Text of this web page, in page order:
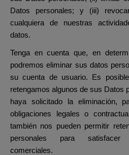
Datos personales; y (iii)
cualquiera de nuestras
datos.
Tenga en cuenta que, en
podremos eliminar sus datos
su cuenta de usuario. Es
retengamos algunos de sus Datos
haya solicitado la eliminación,
obligaciones legales o
también nos pueden permitir
personales para satisfacer
comerciales.